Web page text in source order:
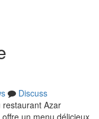
Discuss
restaurant Azar
un menu délicieux